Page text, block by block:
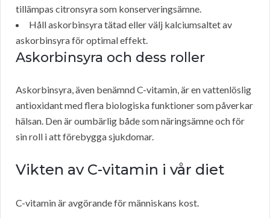
tillämpas citronsyra som konserveringsämne.
Håll askorbinsyra tätad eller välj kalciumsaltet av
askorbinsyra för optimal effekt.
Askorbinsyra och dess roller
Askorbinsyra, även benämnd C-vitamin, är en vattenlöslig
antioxidant med flera biologiska funktioner som påverkar
hälsan. Den är oumbärlig både som näringsämne och för
sin roll i att förebygga sjukdomar.
Vikten av C-vitamin i vår diet
C-vitamin är avgörande för människans kost.